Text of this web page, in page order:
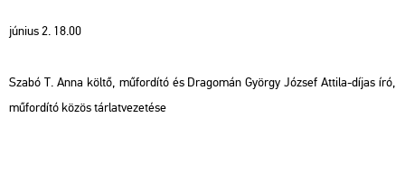
jú­ni­us 2. 18.00
Szabó T. Anna költő, mű­for­dí­tó és Dra­go­mán György Jó­zsef At­ti­la-díjas író,
mű­for­dí­tó közös tár­lat­ve­ze­té­se